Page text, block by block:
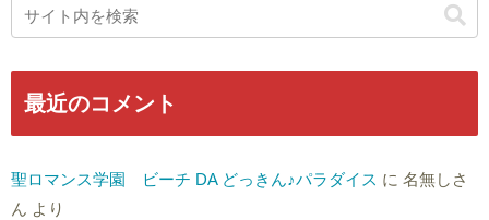
最近のコメント
聖ロマンス学園 ビーチ DA どっきん♪パラダイス に 名無しさ
ん より